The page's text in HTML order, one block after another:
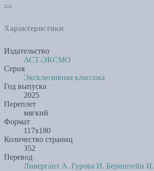
Характеристики
Издательство
АСТ-ЭКСМО
Серия
Эксклюзивная классика
Год выпуска
2025
Переплет
мягкий
Формат
117х180
Количество страниц
352
Перевод
Ливергант А. Гурова И. Бернштейн И.